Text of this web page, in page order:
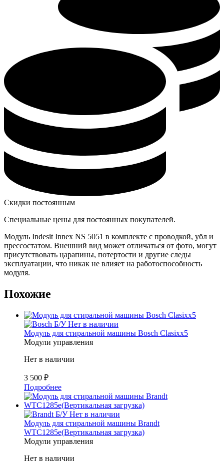
Скидки постоянным
Специальные цены для постоянных покупателей.
Модуль Indesit Innex NS 5051 в комплекте с проводкой, убл и
прессостатом. Внешний вид может отличаться от фото, могут
присутствовать царапины, потертости и другие следы
эксплуатации, что никак не влияет на работоспособность
модуля.
Похожие
Б/У Нет в наличии
Модуль для стиральной машины Bosch Clasixx5
Модули управления
Нет в наличии
3 500 ₽
Подробнее
Б/У Нет в наличии
Модуль для стиральной машины Brandt
WTC1285e(Вертикальная загрузка)
Модули управления
Нет в наличии